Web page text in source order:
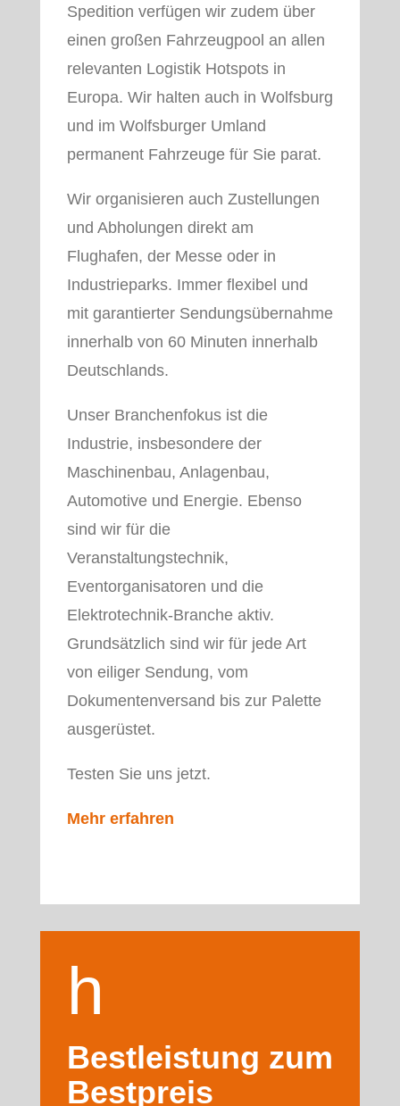
Spedition verfügen wir zudem über
einen großen Fahrzeugpool an allen
relevanten Logistik Hotspots in
Europa. Wir halten auch in Wolfsburg
und im Wolfsburger Umland
permanent Fahrzeuge für Sie parat.
Wir organisieren auch Zustellungen
und Abholungen direkt am
Flughafen, der Messe oder in
Industrieparks. Immer flexibel und
mit garantierter Sendungsübernahme
innerhalb von 60 Minuten innerhalb
Deutschlands.
Unser Branchenfokus ist die
Industrie, insbesondere der
Maschinenbau, Anlagenbau,
Automotive und Energie. Ebenso
sind wir für die
Veranstaltungstechnik,
Eventorganisatoren und die
Elektrotechnik-Branche aktiv.
Grundsätzlich sind wir für jede Art
von eiliger Sendung, vom
Dokumentenversand bis zur Palette
ausgerüstet.
Testen Sie uns jetzt.
Mehr erfahren
h
a
Bestleistung zum
Bestpreis